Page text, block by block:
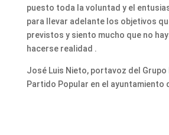
puesto toda la voluntad y el
para llevar adelante los objetivos
previstos y siento mucho que no
hacerse realidad .
José Luis Nieto, portavoz del Grupo
Partido Popular en el ayuntamiento